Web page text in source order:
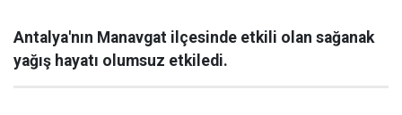
Antalya'nın Manavgat ilçesinde etkili olan sağanak
yağış hayatı olumsuz etkiledi.